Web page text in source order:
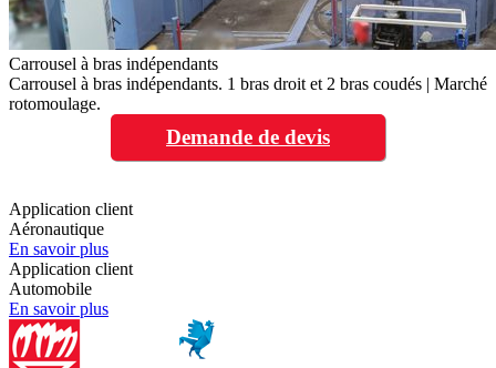
Carrousel à bras indépendants
Carrousel à bras indépendants. 1 bras droit et 2 bras coudés | Marché
rotomoulage.
Demande de devis
Application client
Aéronautique
En savoir plus
Application client
Automobile
En savoir plus